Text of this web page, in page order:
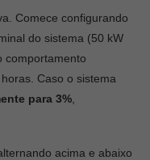
Comece configurando
do sistema (50 kW
comportamento
Caso o sistema
para 3%
acima e abaixo